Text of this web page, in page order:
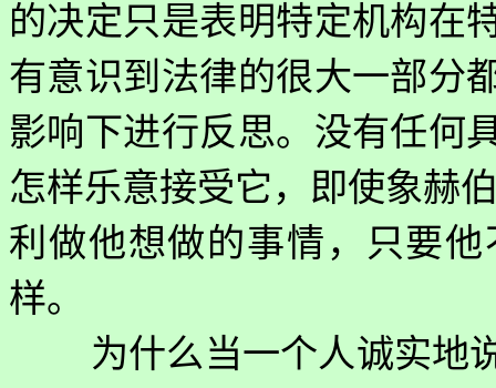
的决定只是表明特定机构在
有意识到法律的很大一部分
影响下进行反思。没有任何
怎样乐意接受它，即使象赫
利做他想做的事情，只要
样。
为什么当一个人诚实地